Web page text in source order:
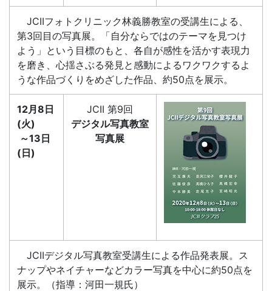
JCIIフォトクリニック林義勝教室の受講生による、
第3回目の写真展。「自分ならではのテーマを見つけ
よう」という目標のもと、各自が感性を活かす表現力
を磨き、心揺さぶる発見と感動によるワクワクするよ
うな作品づくりをめざした作品、約50点を展示。
12月8日
(火)
～13日
(日)
JCII 第9回
デジタル写真教室
写真展
JCIIデジタル写真教室受講生による作品発表展。ス
ナップやネイチャーなどカラー写真を中心に約50点を
展示。（指導：河田一規氏）